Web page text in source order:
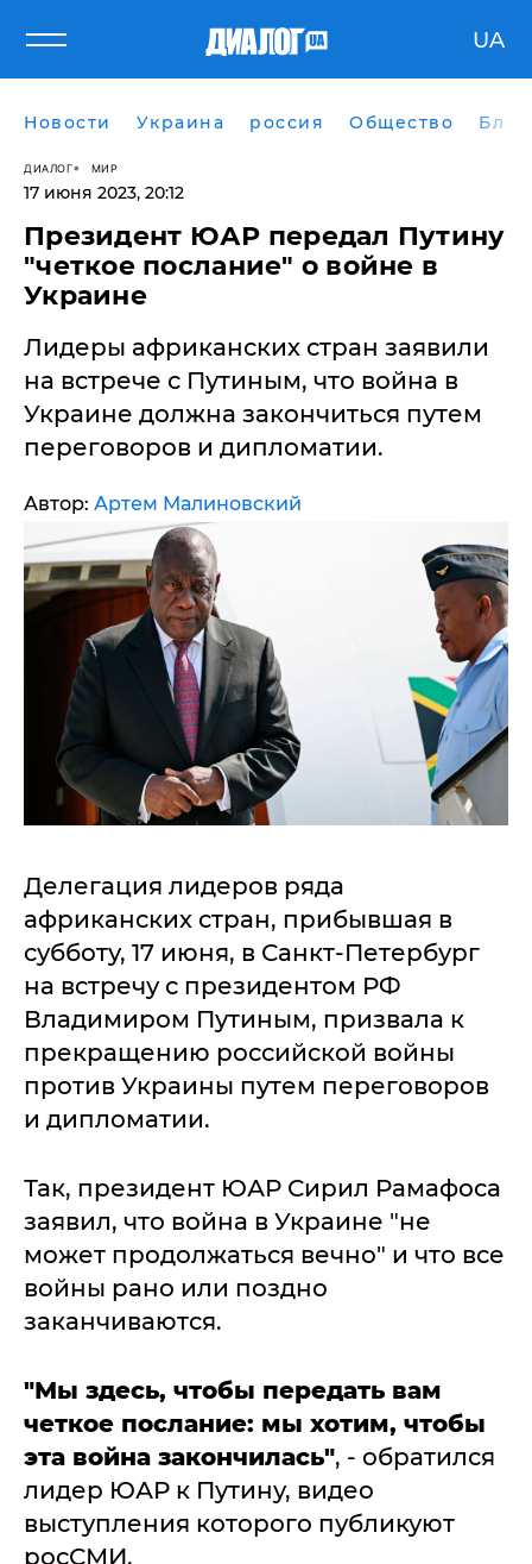
UA
Новости Украина россия Общество
ДИАЛОГ МИР
17 июня 2023, 20:12
Президент ЮАР передал Путину
"четкое послание" о войне в
Украине
Лидеры африканских стран заявили
на встрече с Путиным, что война в
Украине должна закончиться путем
переговоров и дипломатии.
Автор: Артем Малиновский
Делегация лидеров ряда
африканских стран, прибывшая в
субботу, 17 июня, в Санкт-Петербург
на встречу с президентом РФ
Владимиром Путиным, призвала к
прекращению российской войны
против Украины путем переговоров
и дипломатии.
Так, президент ЮАР Сирил Рамафоса
заявил, что война в Украине "не
может продолжаться вечно" и что все
войны рано или поздно
заканчиваются.
"Мы здесь, чтобы передать вам
четкое послание: мы хотим, чтобы
эта война закончилась", - обратился
лидер ЮАР к Путину, видео
выступления которого публикуют
росСМИ.